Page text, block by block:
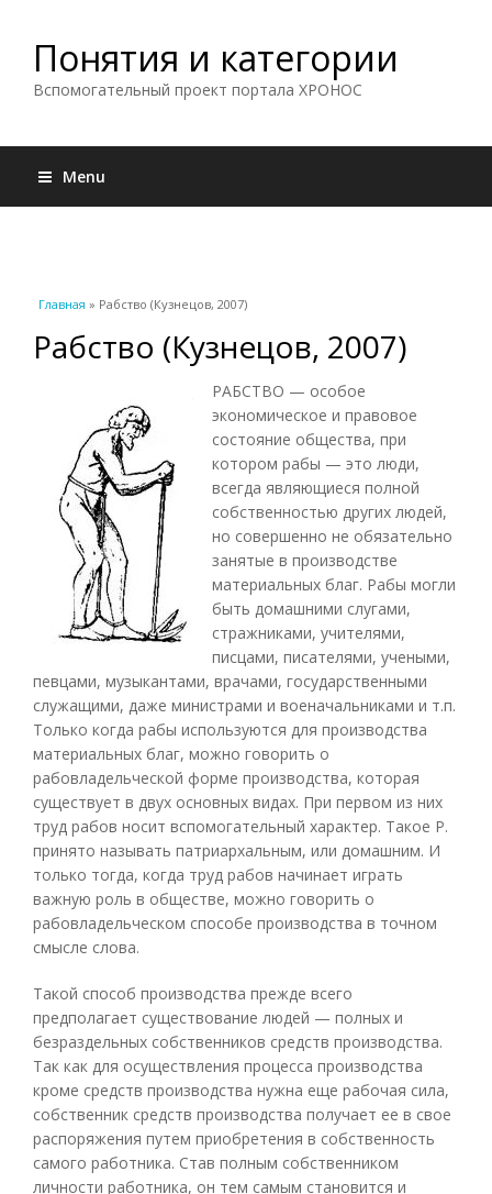
Понятия и категории
Вспомогательный проект портала ХРОНОС
Menu
Вы здесь
Главная » Рабство (Кузнецов, 2007)
Рабство (Кузнецов, 2007)
РАБСТВО — особое
экономическое и правовое
состояние общества, при
котором рабы — это люди,
всегда являющиеся полной
собственностью других людей,
но совершенно не обязательно
занятые в производстве
материальных благ. Рабы могли
быть домашними слугами,
стражниками, учителями,
писцами, писателями, учеными,
певцами, музыкантами, врачами, государственными
служащими, даже министрами и военачальниками и т.п.
Только когда рабы используются для производства
материальных благ, можно говорить о
рабовладельческой форме производства, которая
существует в двух основных видах. При первом из них
труд рабов носит вспомогательный характер. Такое Р.
принято называть патриархальным, или домашним. И
только тогда, когда труд рабов начинает играть
важную роль в обществе, можно говорить о
рабовладельческом способе производства в точном
смысле слова.
Такой способ производства прежде всего
предполагает существование людей — полных и
безраздельных собственников средств производства.
Так как для осуществления процесса производства
кроме средств производства нужна еще рабочая сила,
собственник средств производства получает ее в свое
распоряжения путем приобретения в собственность
самого работника. Став полным собственником
личности работника, он тем самым становится и